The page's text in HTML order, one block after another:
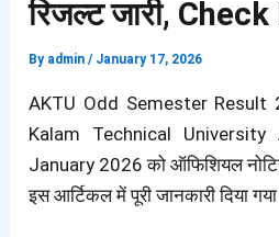
रिजल्ट जारी,
By admin/ January 17, 2026
AKTU Odd Semester Result
Kalam Technical
January 2026 को ऑफिशियल
इस आर्टिकल में पूरी जानकारी दिया